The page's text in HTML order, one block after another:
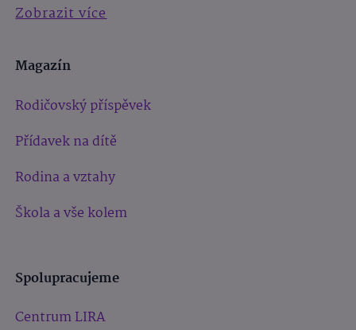
Zobrazit více
Magazín
Rodičovský příspěvek
Přídavek na dítě
Rodina a vztahy
Škola a vše kolem
Spolupracujeme
Centrum LIRA